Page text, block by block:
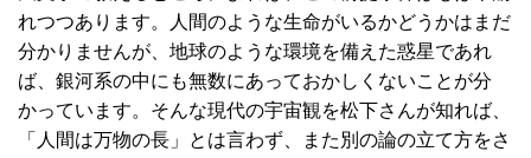
れつつあります。人間のような生命がいるかどうかはまだ
分かりませんが、地球のような環境を備えた惑星であれ
ば、銀河系の中にも無数にあっておかしくないことが分
かっています。そんな現代の宇宙観を松下さんが知れば、
「人間は万物の長」とは言わず、また別の論の立て方をさ